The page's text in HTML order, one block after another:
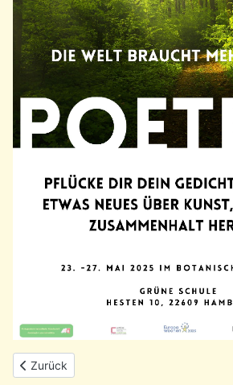
Vorheriger Beitrag: Einladung zum
Zurück